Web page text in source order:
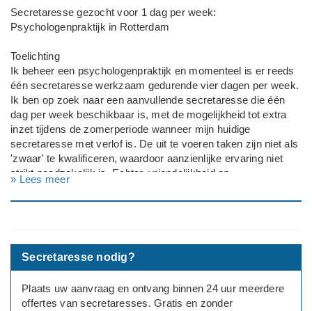
Secretaresse gezocht voor 1 dag per week:
Psychologenpraktijk in Rotterdam
Toelichting
Ik beheer een psychologenpraktijk en momenteel is er reeds
één secretaresse werkzaam gedurende vier dagen per week.
Ik ben op zoek naar een aanvullende secretaresse die één
dag per week beschikbaar is, met de mogelijkheid tot extra
inzet tijdens de zomerperiode wanneer mijn huidige
secretaresse met verlof is. De uit te voeren taken zijn niet als
'zwaar' te kwalificeren, waardoor aanzienlijke ervaring niet
strikt noodzakelijk is. Echter, vriendelijkheid en
» Lees meer
Secretaresse nodig?
Plaats uw aanvraag en ontvang binnen 24 uur meerdere
offertes van secretaresses. Gratis en zonder